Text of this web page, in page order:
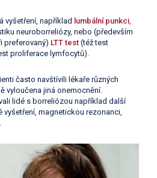
vyšetření, například lumbální punkci
neuroborreliózy, nebo (především
preferovaný) LTT test (též test
proliferace lymfocytů).
často navštívili lékaře různých
vyloučena jiná onemocnění.
lidé s borreliózou například další
vyšetření, magnetickou rezonanci,